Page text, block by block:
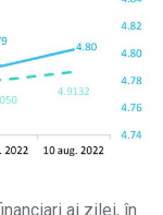
ai zilei, în